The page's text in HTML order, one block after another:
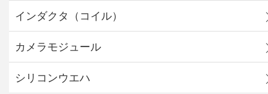
インダクタ（コイル）
カメラモジュール
シリコンウエハ